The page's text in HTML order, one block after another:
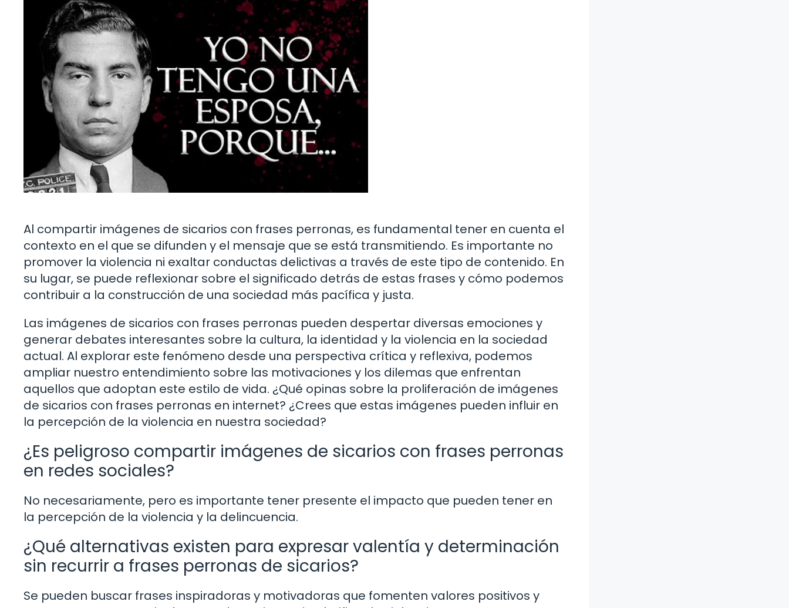
Al compartir imágenes de sicarios con frases perronas, es fundamental tener en cuenta el
contexto en el que se difunden y el mensaje que se está transmitiendo. Es importante no
promover la violencia ni exaltar conductas delictivas a través de este tipo de contenido. En
su lugar, se puede reflexionar sobre el significado detrás de estas frases y cómo podemos
contribuir a la construcción de una sociedad más pacífica y justa.
Las imágenes de sicarios con frases perronas pueden despertar diversas emociones y
generar debates interesantes sobre la cultura, la identidad y la violencia en la sociedad
actual. Al explorar este fenómeno desde una perspectiva crítica y reflexiva, podemos
ampliar nuestro entendimiento sobre las motivaciones y los dilemas que enfrentan
aquellos que adoptan este estilo de vida. ¿Qué opinas sobre la proliferación de imágenes
de sicarios con frases perronas en internet? ¿Crees que estas imágenes pueden influir en
la percepción de la violencia en nuestra sociedad?
¿Es peligroso compartir imágenes de sicarios con frases perronas
en redes sociales?
No necesariamente, pero es importante tener presente el impacto que pueden tener en
la percepción de la violencia y la delincuencia.
¿Qué alternativas existen para expresar valentía y determinación
sin recurrir a frases perronas de sicarios?
Se pueden buscar frases inspiradoras y motivadoras que fomenten valores positivos y